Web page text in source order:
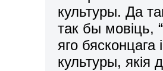
культуpы. Да
так бы мовіць,
яго
культуры, якія